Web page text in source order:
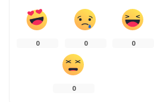
0 0 0
0